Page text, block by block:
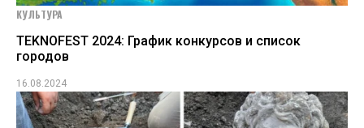
КУЛЬТУРА
TEKNOFEST 2024: График конкурсов и список
городов
16.08.2024